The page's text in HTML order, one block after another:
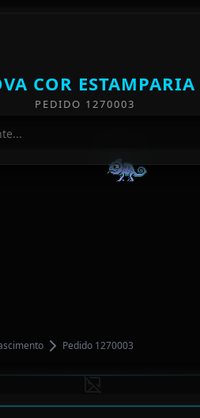
COR ESTAMPARIA
PEDIDO 1270003
Pedido 1270003